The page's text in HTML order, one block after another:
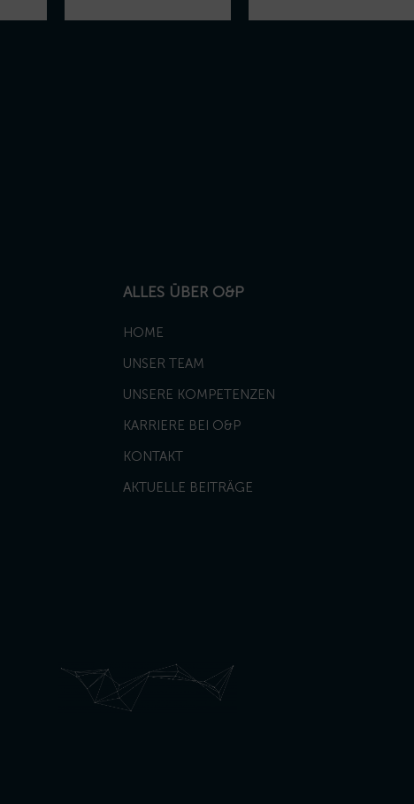
ALLES ÜBER O&P
HOME
UNSER TEAM
UNSERE KOMPETENZEN
KARRIERE BEI O&P
KONTAKT
AKTUELLE BEITRÄGE